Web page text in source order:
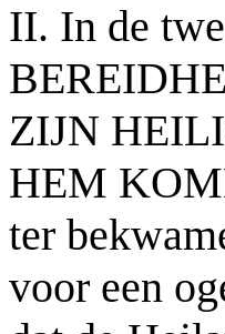
II. In de
ZIJN
HEM
ter
voor een